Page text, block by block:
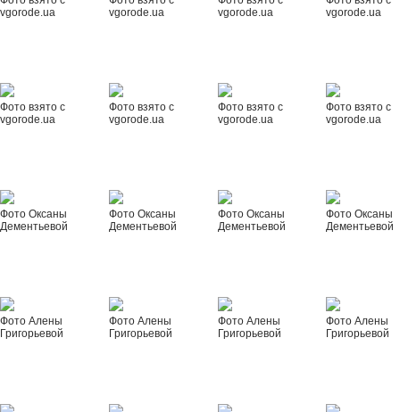
vgorode.ua
vgorode.ua
vgorode.ua
vgorode.ua
Фото взято с
vgorode.ua
Фото взято с
vgorode.ua
Фото взято с
vgorode.ua
Фото взято с
vgorode.ua
Фото Оксаны
Дементьевой
Фото Оксаны
Дементьевой
Фото Оксаны
Дементьевой
Фото Оксаны
Дементьевой
Фото Алены
Григорьевой
Фото Алены
Григорьевой
Фото Алены
Григорьевой
Фото Алены
Григорьевой